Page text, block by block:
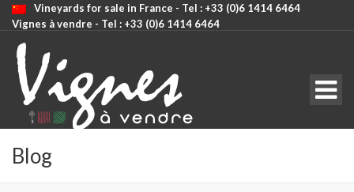
Vineyards for sale in France - Tel : +33 (0)6 1414 6464
Vignes à vendre - Tel : +33 (0)6 1414 6464
CODE: SELECT ALL
Blog